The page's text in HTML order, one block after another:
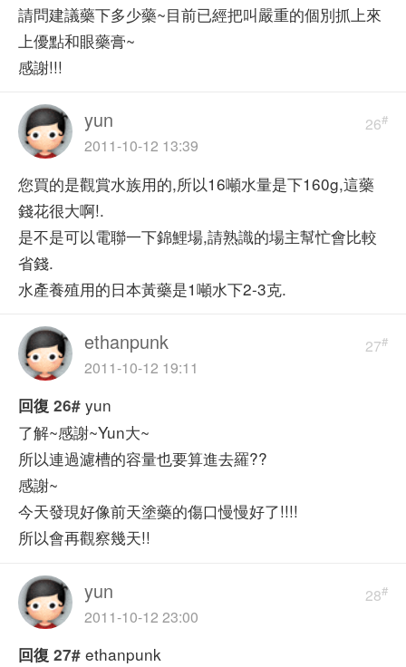
請問建議藥下多少藥~目前已經把叫嚴重的個別抓上來
上優點和眼藥膏~
感謝!!!
26#
yun
2011-10-12 13:39
您買的是觀賞水族用的,所以16噸水量是下160g,這藥
錢花很大啊!.
是不是可以電聯一下錦鯉場,請熟識的場主幫忙會比較
省錢.
水產養殖用的日本黃藥是1噸水下2-3克.
27#
ethanpunk
2011-10-12 19:11
回復 26# yun
了解~感謝~Yun大~
所以連過濾槽的容量也要算進去羅??
感謝~
今天發現好像前天塗藥的傷口慢慢好了!!!!
所以會再觀察幾天!!
28#
yun
2011-10-12 23:00
回復 27# ethanpunk